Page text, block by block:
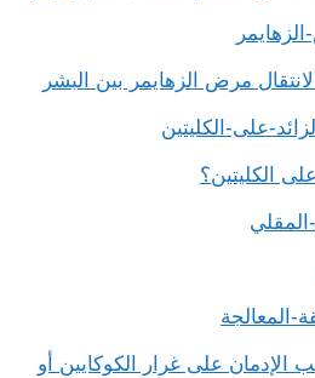
مرض الزهايمر بين البشر
الكليتين؟
على غرار الكوكايين أو